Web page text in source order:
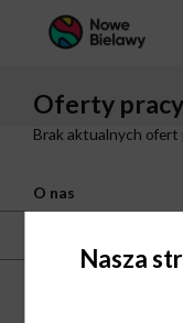
Oferty pracy
Brak aktualnych ofert
O nas
Nasza